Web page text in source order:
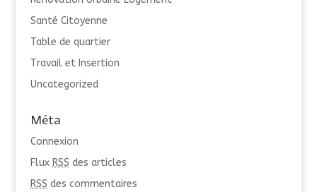
Santé Citoyenne
Table de quartier
Travail et Insertion
Uncategorized
Méta
Connexion
Flux RSS des articles
RSS des commentaires